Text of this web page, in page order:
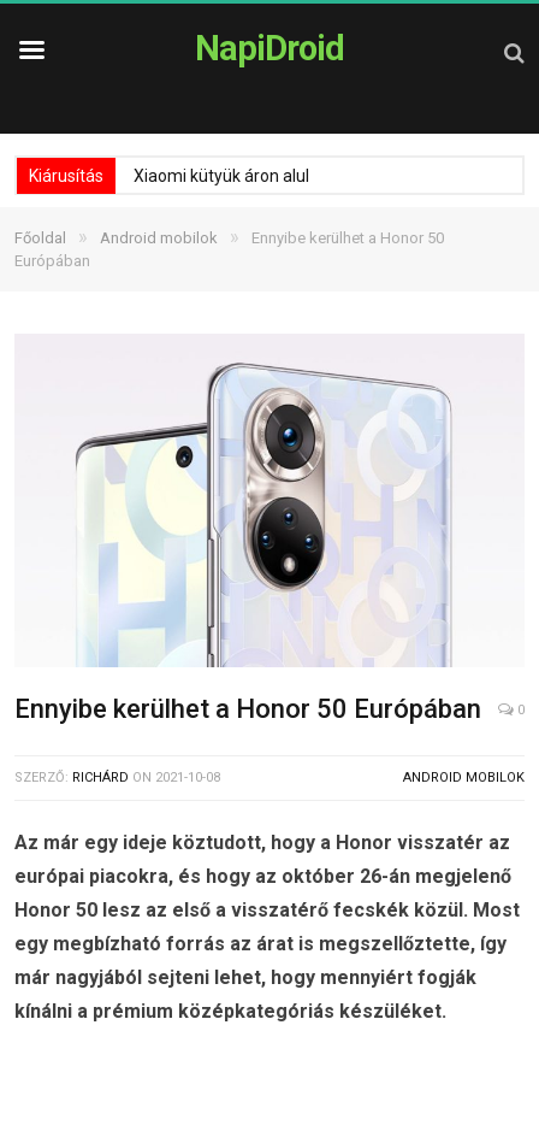
NapiDroid
Kiárusítás Xiaomi kütyük áron alul
Főoldal » Android mobilok »
Ennyibe kerülhet a Honor 50
Európában
Ennyibe kerülhet a Honor 50 Európában 0
SZERZŐ: RICHÁRD ON 2021-10-08 ANDROID MOBILOK
Az már egy ideje köztudott, hogy a Honor visszatér az
európai piacokra, és hogy az október 26-án megjelenő
Honor 50 lesz az első a visszatérő fecskék közül. Most
egy megbízható forrás az árat is megszellőztette, így
már nagyjából sejteni lehet, hogy mennyiért fogják
kínálni a prémium középkategóriás készüléket.